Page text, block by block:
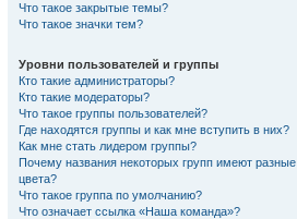
Что такое закрытые темы?
Что такое значки тем?
Уровни пользователей и группы
Кто такие администраторы?
Кто такие модераторы?
Что такое группы пользователей?
Где находятся группы и как мне вступить в них?
Как мне стать лидером группы?
Почему названия некоторых групп имеют разные
цвета?
Что такое группа по умолчанию?
Что означает ссылка «Наша команда»?